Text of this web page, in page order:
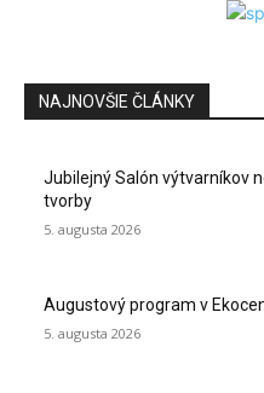
NAJNOVŠIE ČLÁNKY
Jubilejný Salón výtvarníkov
tvorby
5. augusta 2026
Augustový program v
5. augusta 2026